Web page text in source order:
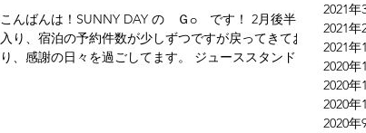
こんばんは！SUNNY DAY の Ｇo です！ 2月後半に
入り、宿泊の予約件数が少しずつですが戻ってきてお
り、感謝の日々を過ごしてます。 ジューススタンドの
2021年
2021年
2021年
2020年
2020年
2020年
2020年